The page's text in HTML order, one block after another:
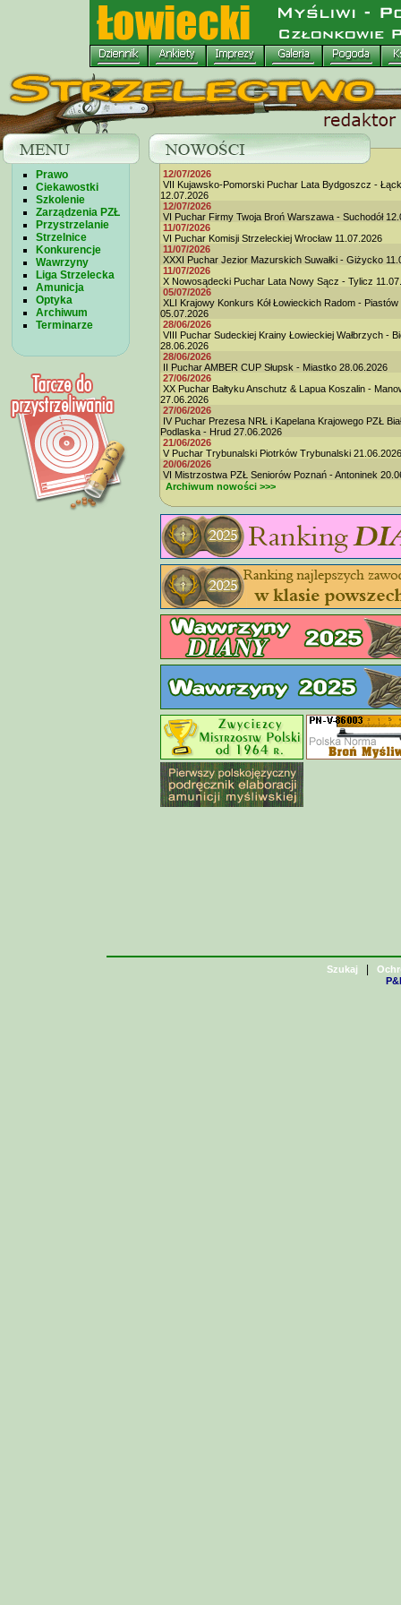
Prawo
Ciekawostki
Szkolenie
Zarządzenia PZŁ
Przystrzelanie
Strzelnice
Konkurencje
Wawrzyny
Liga Strzelecka
Amunicja
Optyka
Archiwum
Terminarze
12/07/2026
VII Kujawsko-Pomorski Puchar Lata Bydgoszcz -
12.07.2026
12/07/2026
VI Puchar Firmy Twoja Broń Warszawa - Suchodół
11/07/2026
VI Puchar Komisji Strzeleckiej Wrocław 11.07.2026
11/07/2026
XXXI Puchar Jezior Mazurskich Suwałki - Giżycko
11/07/2026
X Nowosądecki Puchar Lata Nowy Sącz - Tylicz
05/07/2026
XLI Krajowy Konkurs Kół Łowieckich Radom - Piastów
05.07.2026
28/06/2026
VIII Puchar Sudeckiej Krainy Łowieckiej Wałbrzych -
28.06.2026
28/06/2026
II Puchar AMBER CUP Słupsk - Miastko 28.06.2026
27/06/2026
XX Puchar Bałtyku Anschutz & Lapua Koszalin -
27.06.2026
27/06/2026
IV Puchar Prezesa NRŁ i Kapelana Krajowego PZŁ
Podlaska - Hrud 27.06.2026
21/06/2026
V Puchar Trybunalski Piotrków Trybunalski 21.06.2026
20/06/2026
VI Mistrzostwa PZŁ Seniorów Poznań - Antoninek
Archiwum nowości >>>
Szukaj